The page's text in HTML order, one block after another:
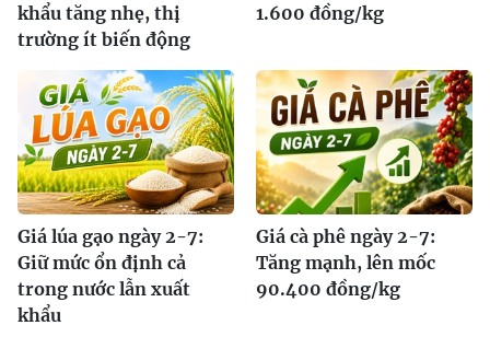
khẩu tăng nhẹ, thị
trường ít biến động
1.600 đồng/kg
Giá lúa gạo ngày 2-7:
Giữ mức ổn định cả
trong nước lẫn xuất
khẩu
Giá cà phê ngày 2-7:
Tăng mạnh, lên mốc
90.400 đồng/kg